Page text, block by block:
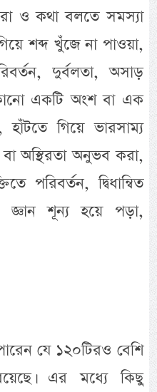
ও কথা বলতে সমস্যা
শব্দ খুঁজে না পাওয়া,
দুর্বলতা, অসাড়
একটি অংশ বা এক
গিয়ে ভারসাম্য
অস্থিরতা অনুভব করা,
পরিবর্তন, দ্বিধান্বিত
শূন্য হয়ে পড়া,
যে ১২০টিরও বেশি
এর মধ্যে কিছু